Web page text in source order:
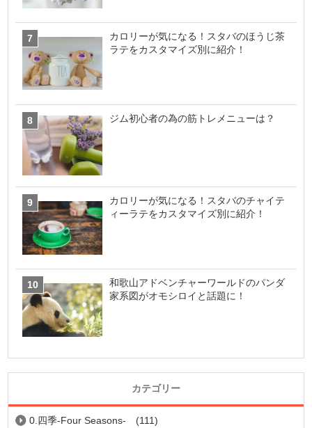
カロリーが気になる！スタバのほうじ茶
ラテをカスタマイズ別に紹介！
ジム初心者の為の筋トレメニューは？
カロリーが気になる！スタバのチャイテ
ィーラテをカスタマイズ別に紹介！
和歌山アドベンチャーワールドのパンダ
家系図がオモシロイと話題に！
カテゴリー
0.四季-Four Seasons-
(111)